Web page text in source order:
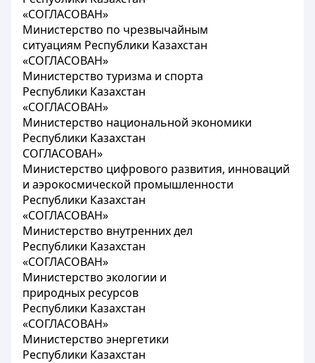
«СОГЛАСОВАН»
Министерство по чрезвычайным
ситуациям Республики Казахстан
«СОГЛАСОВАН»
Министерство туризма и спорта
Республики Казахстан
«СОГЛАСОВАН»
Министерство национальной экономики
Республики Казахстан
СОГЛАСОВАН»
Министерство цифрового развития, инноваций
и аэрокосмической промышленности
Республики Казахстан
«СОГЛАСОВАН»
Министерство внутренних дел
Республики Казахстан
«СОГЛАСОВАН»
Министерство экологии и
природных ресурсов
Республики Казахстан
«СОГЛАСОВАН»
Министерство энергетики
Республики Казахстан